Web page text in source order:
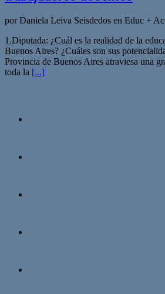
por Daniela Leiva Seisdedos en Educ +
1.Diputada: ¿Cuál es la realidad de la
Buenos Aires? ¿Cuáles son sus
Provincia de Buenos Aires atraviesa una
toda la [...]